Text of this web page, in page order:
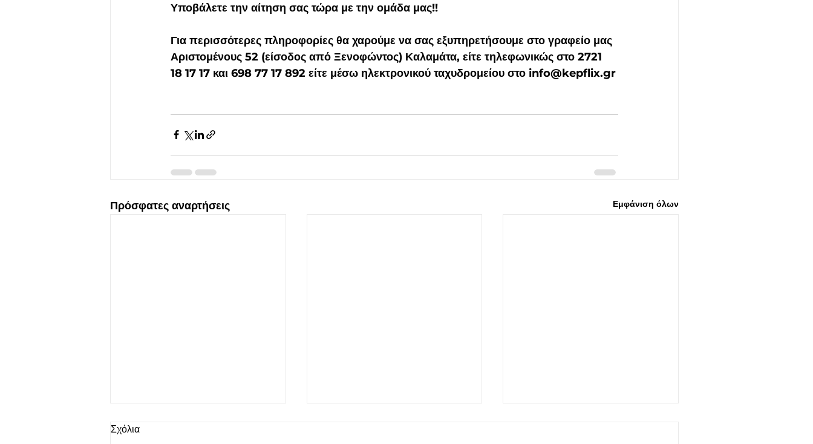
Υποβάλετε την αίτηση σας τώρα με την ομάδα μας!!
Για περισσότερες πληροφορίες θα χαρούμε να σας εξυπηρετήσουμε στο γραφείο μας
Αριστομένους 52 (είσοδος από Ξενοφώντος) Καλαμάτα, είτε τηλεφωνικώς στο 2721
18 17 17 και 698 77 17 892 είτε μέσω ηλεκτρονικού ταχυδρομείου στο info@kepflix.gr
Πρόσφατες αναρτήσεις Εμφάνιση όλων
Σχόλια